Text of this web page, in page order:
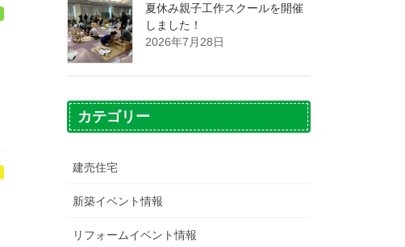
夏休み親子工作スクールを開催
しました！
2026年7月28日
カテゴリー
建売住宅
新築イベント情報
リフォームイベント情報